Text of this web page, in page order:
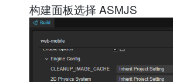
构建面板选择 ASMJS